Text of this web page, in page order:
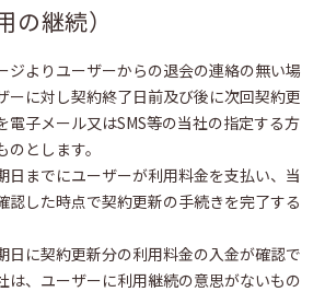
継続）
ジよりユーザーからの退会の連絡の無い場
ーに対し契約終了日前及び後に次回契約更
電子メール又はSMS等の当社の指定する方
とします。
日までにユーザーが利用料金を支払い、当
認した時点で契約更新の手続きを完了する
日に契約更新分の利用料金の入金が確認で
は、ユーザーに利用継続の意思がないもの